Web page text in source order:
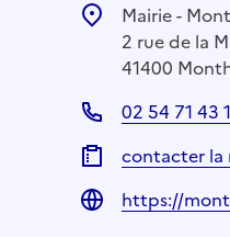
Mairie -
2 rue de la
41400
02 54 71 43
contacter la
https://